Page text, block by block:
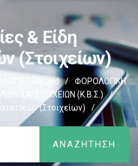
& Είδη
(στοιχείων)
/
ΦΟΡΟΛΟΓΙΚΗ
ΚΑΙ ΣΤΟΙΧΕΙΩΝ (Κ.Β.Σ.)
/
(στοιχείων)
/